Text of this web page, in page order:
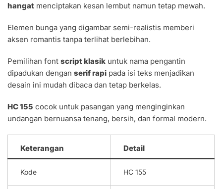
hangat menciptakan kesan lembut namun tetap mewah.
Elemen bunga yang digambar semi-realistis memberi
aksen romantis tanpa terlihat berlebihan.
Pemilihan font script klasik untuk nama pengantin
dipadukan dengan serif rapi pada isi teks menjadikan
desain ini mudah dibaca dan tetap berkelas.
HC 155 cocok untuk pasangan yang menginginkan
undangan bernuansa tenang, bersih, dan formal modern.
Keterangan Detail
Kode HC 155